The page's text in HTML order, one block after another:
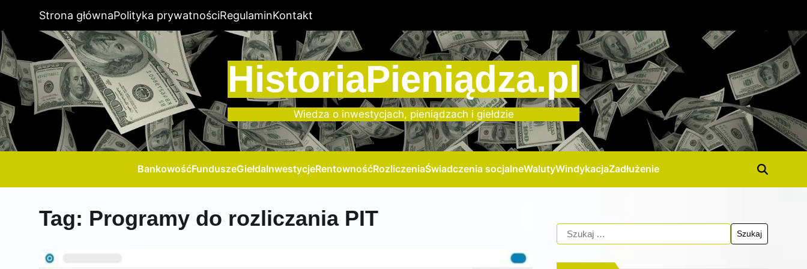
Strona głównaPolityka prywatnościRegulaminKontakt
HistoriaPieniądza.pl
Wiedza o inwestycjach, pieniądzach i giełdzie
BankowośćFunduszeGiełdaInwestycjeRentownośćRozliczeniaŚwiadczenia socjalneWalutyWindykacjaZadłużenie
Tag: Programy do rozliczania PIT